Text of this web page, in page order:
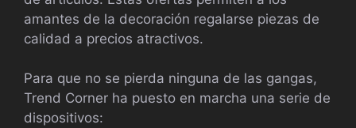
amantes de la decoración regalarse piezas de
calidad a precios atractivos.
Para que no se pierda ninguna de las gangas,
Trend Corner ha puesto en marcha una serie de
dispositivos: